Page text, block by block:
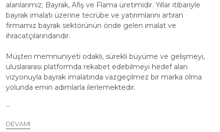
alanlarımız; Bayrak, Afiş ve Flama üretimidir. Yıllar itibariyle
bayrak imalatı üzerine tecrübe ve yatırımlarını artıran
firmamız bayrak sektörünün önde gelen imalat ve
ihracatçılarındandır.
Müşteri memnuniyeti odaklı, sürekli büyüme ve gelişmeyi,
uluslararası platformda rekabet edebilmeyi hedef alan
vizyonuyla bayrak imalatında vazgeçilmez bir marka olma
yolunda emin adımlarla ilerlemektedir.
...
DEVAMI